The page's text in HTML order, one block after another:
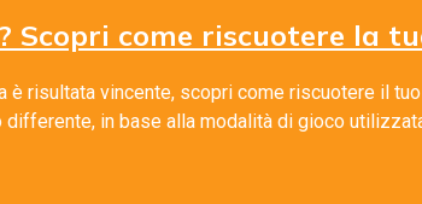
Scopri come riscuotere la
è risultata vincente, scopri come riscuotere il
differente, in base alla modalità di gioco